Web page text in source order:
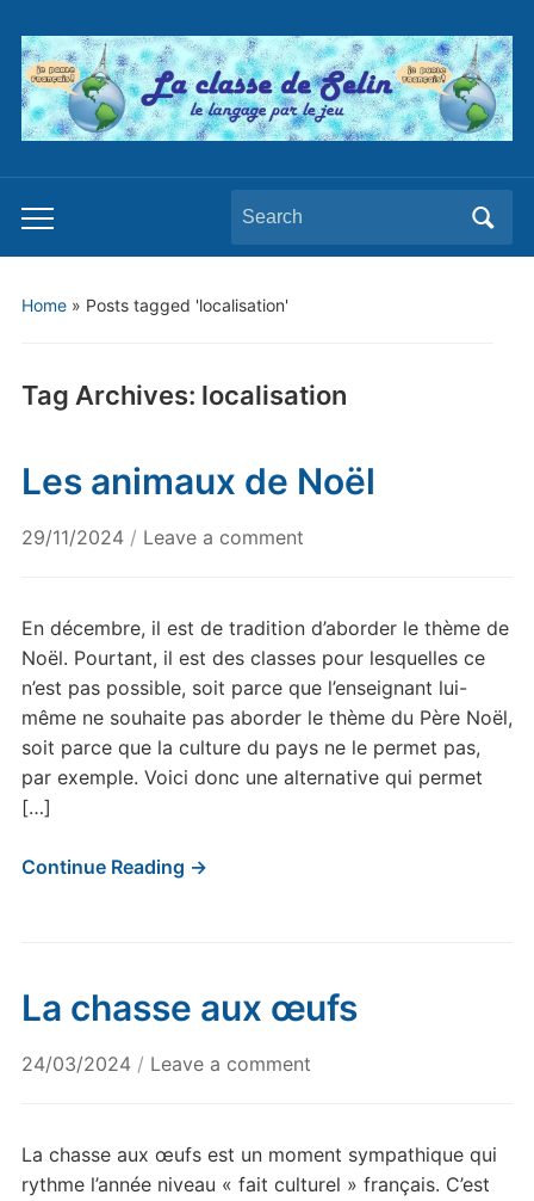
Toggle
mobile
Search
for:
Home» Posts tagged 'localisation'
Tag Archives: localisation
Les animaux de Noël
29/11/2024 / Leave a comment
En décembre, il est de tradition d’aborder le thème de
Noël. Pourtant, il est des classes pour lesquelles ce
n’est pas possible, soit parce que l’enseignant lui-
même ne souhaite pas aborder le thème du Père Noël,
soit parce que la culture du pays ne le permet pas,
par exemple. Voici donc une alternative qui permet
[…]
Continue Reading →
La chasse aux œufs
24/03/2024 / Leave a comment
La chasse aux œufs est un moment sympathique qui
rythme l’année niveau « fait culturel » français. C’est